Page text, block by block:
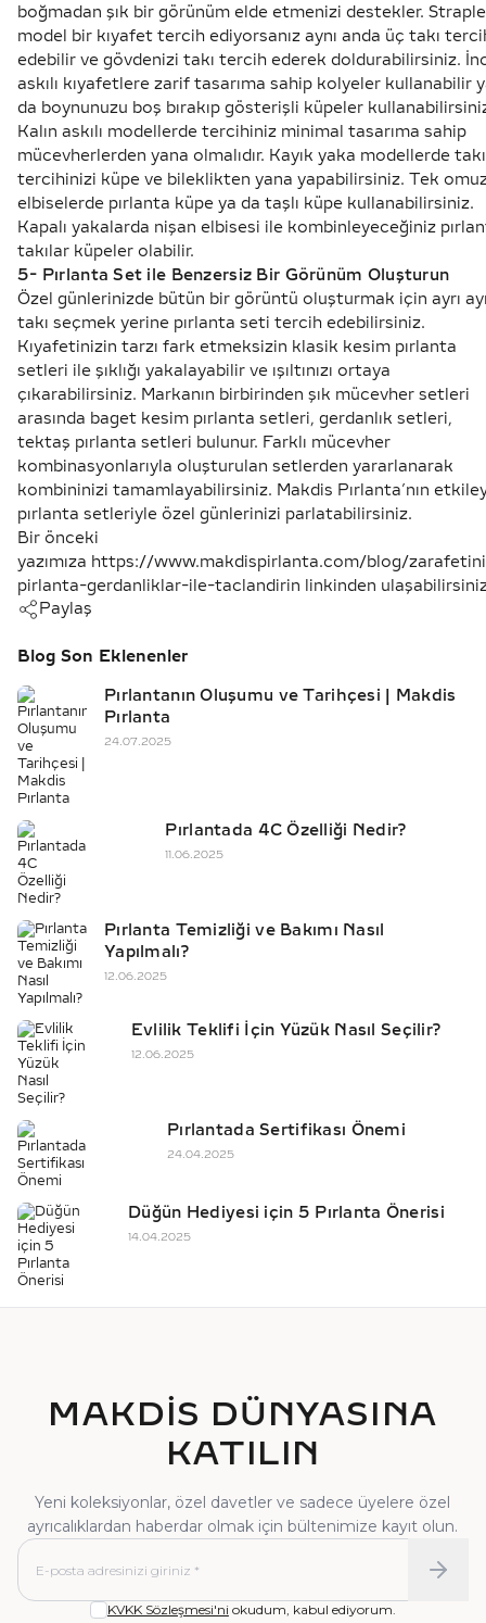
boğmadan şık bir görünüm elde etmenizi destekler.
model bir kıyafet tercih ediyorsanız aynı anda üç takı
edebilir ve gövdenizi takı tercih ederek doldurabilirsiniz.
askılı kıyafetlere zarif tasarıma sahip kolyeler kullanabilir
da boynunuzu boş bırakıp gösterişli küpeler
Kalın askılı modellerde tercihiniz minimal tasarıma sahip
mücevherlerden yana olmalıdır. Kayık yaka modellerde takı
tercihinizi küpe ve bileklikten yana yapabilirsiniz. Tek
elbiselerde pırlanta küpe ya da taşlı küpe kullanabilirsiniz.
Kapalı yakalarda nişan elbisesi ile kombinleyeceğiniz
takılar küpeler olabilir.
5- Pırlanta Set ile Benzersiz Bir Görünüm Oluşturun
Özel günlerinizde bütün bir görüntü oluşturmak için ayrı
takı seçmek yerine pırlanta seti tercih edebilirsiniz.
Kıyafetinizin tarzı fark etmeksizin klasik kesim pırlanta
setleri ile şıklığı yakalayabilir ve ışıltınızı ortaya
çıkarabilirsiniz. Markanın birbirinden şık mücevher setleri
arasında baget kesim pırlanta setleri, gerdanlık setleri,
tektaş pırlanta setleri bulunur. Farklı mücevher
kombinasyonlarıyla oluşturulan setlerden yararlanarak
kombininizi tamamlayabilirsiniz. Makdis Pırlanta’nın
pırlanta setleriyle özel günlerinizi parlatabilirsiniz.
Bir önceki
yazımıza https://www.makdispirlanta.com/blog/
pirlanta-gerdanliklar-ile-taclandirin linkinden
Paylaş
Blog Son Eklenenler
Pırlantanın Oluşumu ve Tarihçesi | Makdis
Pırlanta
24.07.2025
Pırlantada 4C Özelliği Nedir?
11.06.2025
Pırlanta Temizliği ve Bakımı Nasıl
Yapılmalı?
12.06.2025
Evlilik Teklifi İçin Yüzük Nasıl Seçilir?
12.06.2025
Pırlantada Sertifikası Önemi
24.04.2025
Düğün Hediyesi için 5 Pırlanta Önerisi
14.04.2025
MAKDİS DÜNYASINA
KATILIN
Yeni koleksiyonlar, özel davetler ve sadece üyelere özel
ayrıcalıklardan haberdar olmak için bültenimize kayıt olun.
KVKK Sözleşmesi'ni okudum, kabul ediyorum.